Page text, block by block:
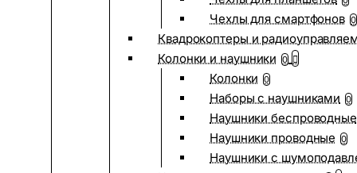
Чехлы для смартфонов 0
Квадрокоптеры и
Колонки и наушники 0
Колонки 0
Наборы с наушниками 0
Наушники беспроводные
Наушники проводные 0
Наушники с